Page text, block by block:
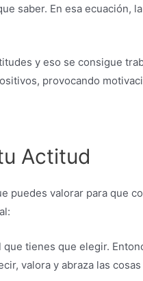
saber. En esa ecuación,
y eso se consigue
provocando
Actitud
puedes valorar para que
tienes que elegir.
valora y abraza las